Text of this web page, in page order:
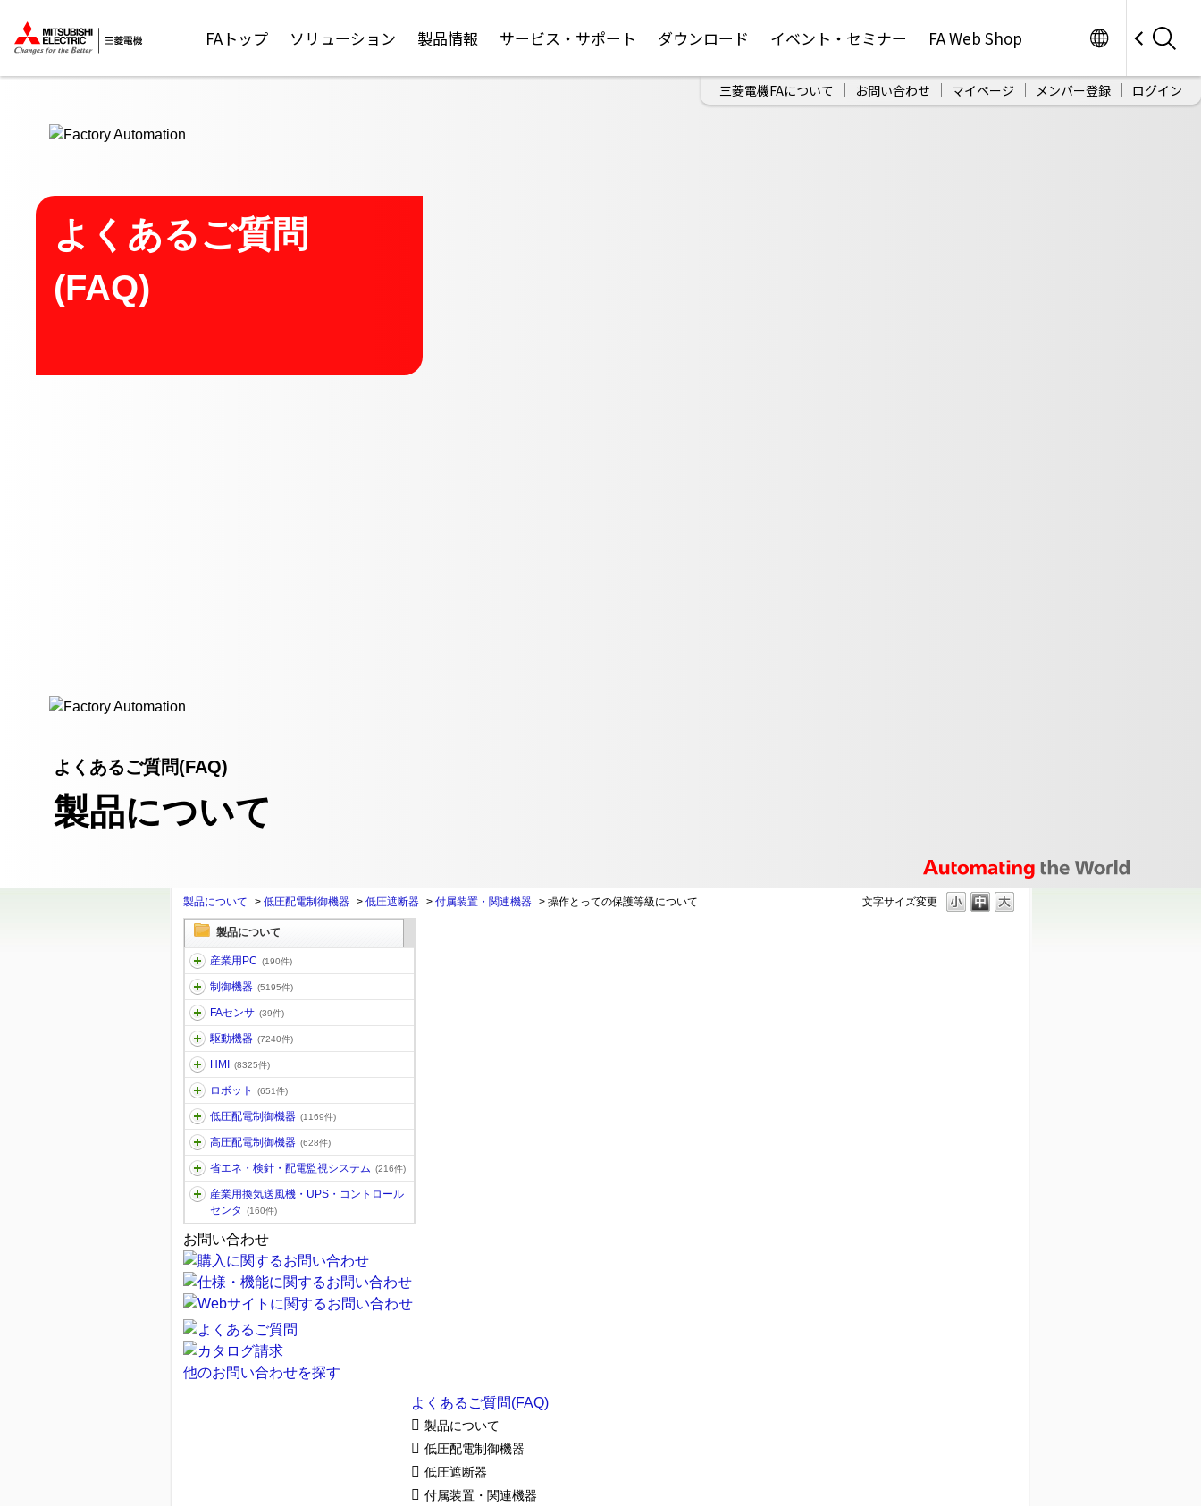
FAトップ ソリューション 製品情報 サービス・サポート ダウンロード イベント・セミナー FA Web Shop
三菱電機FAについて お問い合わせ マイページ メンバー登録 ログイン
よくあるご質問
(FAQ)
よくあるご質問(FAQ)
製品について
文字サイズ変更
製品について > 低圧配電制御機器 > 低圧遮断器 > 付属装置・関連機器 > 操作とっての保護等級について
製品について
産業用PC (190件)
制御機器 (5195件)
FAセンサ (39件)
駆動機器 (7240件)
HMI (8325件)
ロボット (651件)
低圧配電制御機器 (1169件)
高圧配電制御機器 (628件)
省エネ・検針・配電監視システム (216件)
産業用換気送風機・UPS・コントロール
センタ
(160件)
お問い合わせ
他のお問い合わせを探す
よくあるご質問(FAQ)
製品について
低圧配電制御機器
低圧遮断器
付属装置・関連機器